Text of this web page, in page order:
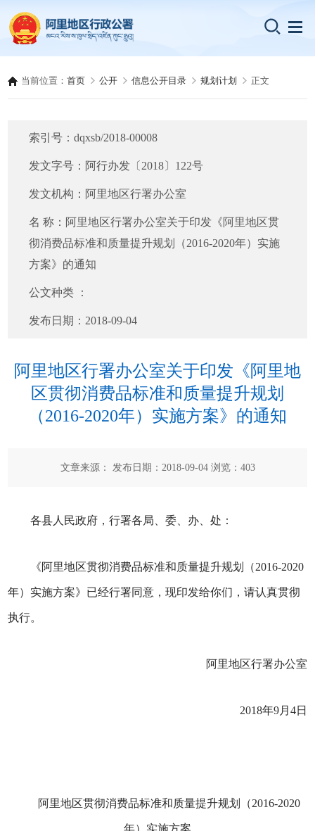
当前位置：首页 公开 信息公开目录 规划计划 正文
索引号：dqxsb/2018-00008
发文字号： 阿行办发〔2018〕122号
发文机构： 阿里地区行署办公室
名 称： 阿里地区行署办公室关于印发《阿里地区贯
彻消费品标准和质量提升规划（2016-2020年）实施
方案》的通知
公文种类 ：
发布日期： 2018-09-04
阿里地区行署办公室关于印发《阿里地
区贯彻消费品标准和质量提升规划
（2016-2020年）实施方案》的通知
文章来源： 发布日期：2018-09-04 浏览： 403
各县人民政府，行署各局、委、办、处：
《阿里地区贯彻消费品标准和质量提升规划（2016-2020
年）实施方案》已经行署同意，现印发给你们，请认真贯彻
执行。
阿里地区行署办公室
2018年9月4日
阿里地区贯彻消费品标准和质量提升规划（2016-2020
年）实施方案